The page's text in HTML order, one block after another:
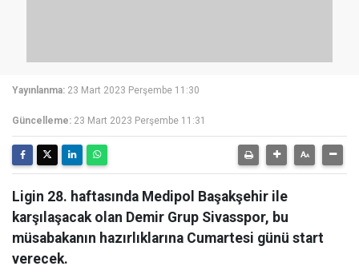
Yayınlanma: 23 Mart 2023 Perşembe 11:30
Güncelleme: 23 Mart 2023 Perşembe 11:31
Ligin 28. haftasında Medipol Başakşehir ile
karşılaşacak olan Demir Grup Sivasspor, bu
müsabakanın hazırlıklarına Cumartesi günü start
verecek.